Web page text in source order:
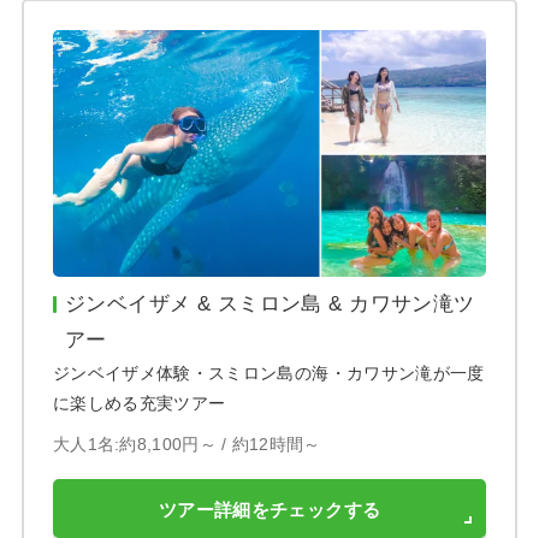
ジンベイザメ & スミロン島 & カワサン滝ツ
アー
ジンベイザメ体験・スミロン島の海・カワサン滝が一度
に楽しめる充実ツアー
大人1名:約8,100円～ / 約12時間～
ツアー詳細をチェックする